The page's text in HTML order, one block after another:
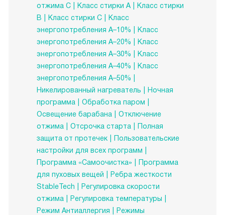
отжима C
Класс стирки A
Класс стирки
B
Класс стирки C
Класс
энергопотребления A–10%
Класс
энергопотребления A–20%
Класс
энергопотребления A–30%
Класс
энергопотребления A–40%
Класс
энергопотребления A–50%
Никелированный нагреватель
Ночная
программа
Обработка паром
Освещение барабана
Отключение
отжима
Отсрочка старта
Полная
защита от протечек
Пользовательские
настройки для всех программ
Программа «Самоочистка»
Программа
для пуховых вещей
Ребра жесткости
StableTech
Регулировка скорости
отжима
Регулировка температуры
Режим Антиаллергия
Режимы